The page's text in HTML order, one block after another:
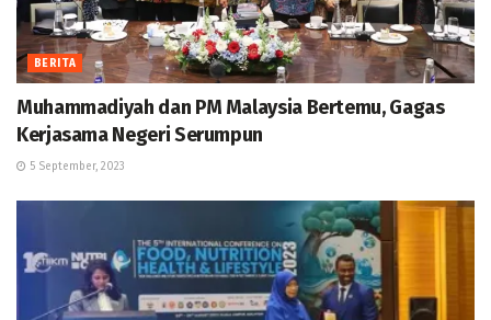
BERITA
Muhammadiyah dan PM Malaysia Bertemu, Gagas
Kerjasama Negeri Serumpun
5 September, 2023